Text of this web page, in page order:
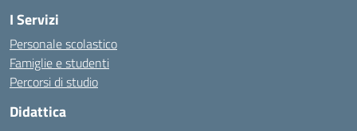
I Servizi
Personale scolastico
Famiglie e studenti
Percorsi di studio
Didattica